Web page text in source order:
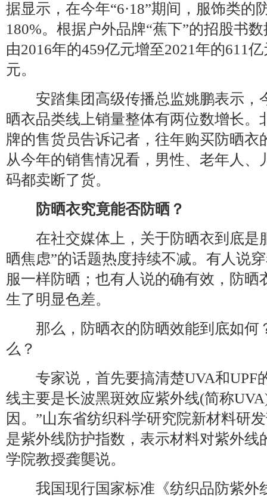
据显示，在今年“6·18”期间，服饰类的
180%。根据户外品牌“蕉下”的招股书
由2016年的459亿元增至2021年的611
元。
安踏集团高级传播总监姚鹏表示，
晒衣品类线上销量整体有两位数增长。
牌的售货员告诉记者，往年购买防晒衣
从今年的销售情况看，男性、老年人、
码都卖断了货。
防晒衣究竟能否防晒？
在社交媒体上，关于防晒衣到底是
晒焦虑”的话题热度持续不减。有人说
服一样防晒；也有人说的确有效，防晒
生了明显色差。
那么，防晒衣的防晒效能到底如何
么？
专家说，首先要搞清楚UVA和UPF
线主要是长波黑斑效应紫外线(简称
因。”山东省纺织科学研究院新材料研
是紫外线防护指数，表示材料对紫外线
学院教授龚龑说。
我国现行国家标准《纺织品防紫外